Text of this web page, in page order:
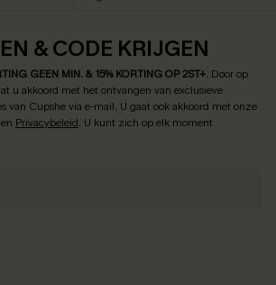
& CODE KRIJGEN
GEEN MIN. & 15% KORTING OP 2ST+. Door op
u akkoord met het ontvangen van exclusieve
van Cupshe via e-mail. U gaat ook akkoord met onze
en Privacybeleid. U kunt zich op elk moment